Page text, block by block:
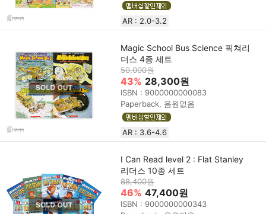
AR : 2.0-3.2
Magic School Bus Science 픽쳐리
더스 4종 세트
50,000원
43% 28,300원
ISBN : 9000000000083
Paperback, 음원없음
AR : 3.6-4.6
I Can Read level 2 : Flat Stanley
리더스 10종 세트
88,400원
46% 47,400원
ISBN : 9000000000343